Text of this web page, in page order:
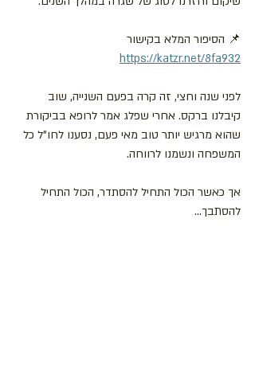
📌 הסיפור המלא בקישור
https://katzr.net/8fa932
לפני שנה וחצי, זה קרה בפעם השנייה, שוב
קיבלנו ברקס. אחרי שפלג אמר לרופא בביקורת
שהוא מרגיש יותר טוב מאי פעם, נסענו לחו"ל כל
המשפחה ונשמנו לרווחה.
אך כאשר הכול התחיל להסתדר, הכול התחיל
להסתבך...